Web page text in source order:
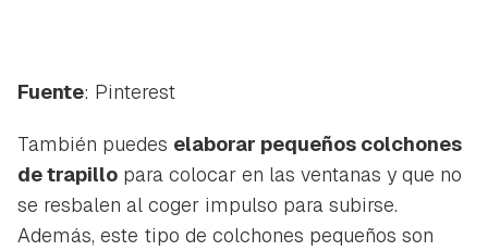
Fuente: Pinterest
También puedes elaborar pequeños colchones
de trapillo para colocar en las ventanas y que no
se resbalen al coger impulso para subirse.
Además, este tipo de colchones pequeños son